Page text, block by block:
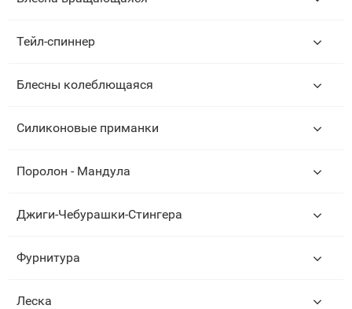
Тейл-спиннер
Блесны колеблющаяся
Силиконовые приманки
Поролон - Мандула
Джиги-Чебурашки-Стингера
Фурнитура
Леска